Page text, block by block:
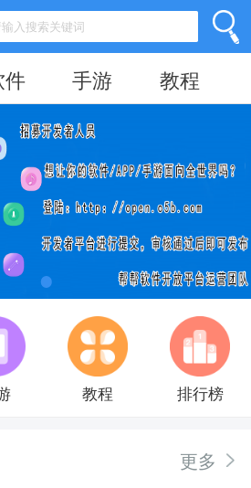
手游 教程
教程 排行榜
更多